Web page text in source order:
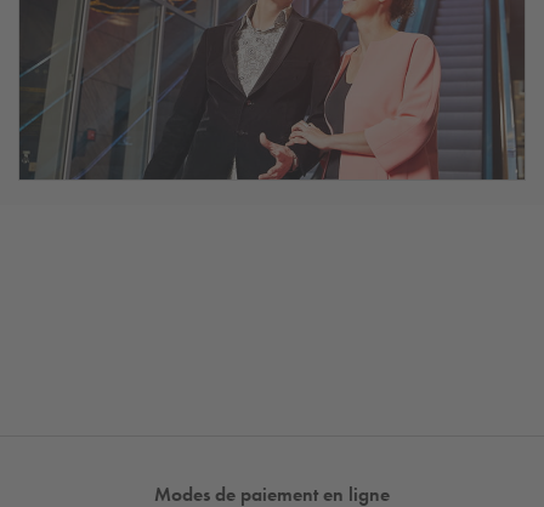
Modes de paiement en ligne